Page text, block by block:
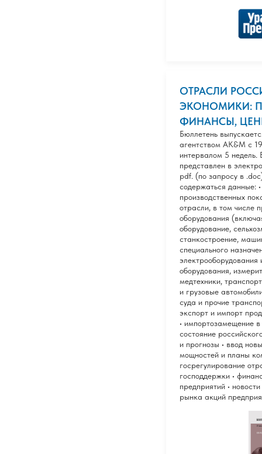
ОТРАСЛИ
ЭКОНОМИКИ:
ФИНАНСЫ,
Бюллетень
агентством AK&M с
интервалом 5 недель.
представлен в
pdf. (по запросу в
содержаться данные:
производственных
отрасли, в том числе
оборудования
оборудование,
станкостроение,
специального
электрооборудования
оборудования,
медтехники,
и грузовые
суда и прочие
экспорт и импорт
• импортозамещение
состояние
и прогнозы • ввод
мощностей и планы
госрегулирование
господдержки •
предприятий •
рынка акций